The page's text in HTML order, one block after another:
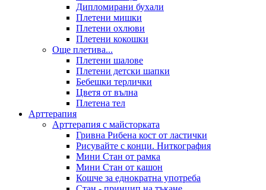
Дипломирани бухали
Плетени мишки
Плетени охлюви
Плетени кокошки
Още плетива...
Плетени шалове
Плетени детски шапки
Бебешки терлички
Цветя от вълна
Плетена тел
Арттерапия
Арттерапия с майсторката
Гривна Рибена кост от ластички
Рисувайте с конци. Ниткография
Мини Стан от рамка
Мини Стан от кашон
Кошче за еднократна употреба